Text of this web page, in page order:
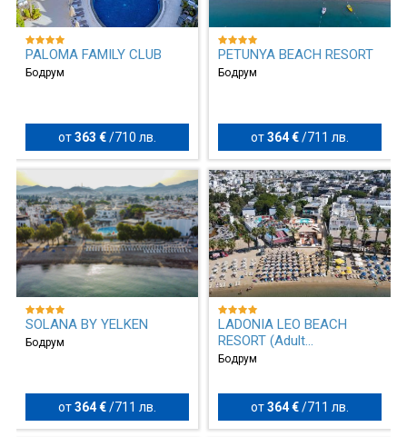
PALOMA FAMILY CLUB
Бодрум
от363 € / 710 лв.
PETUNYA BEACH RESORT
Бодрум
от364 €/ 711 лв.
SOLANA BY YELKEN
Бодрум
от364 € / 711 лв.
LADONIA LEO BEACH
RESORT (Adult...
Бодрум
от364 €/ 711 лв.